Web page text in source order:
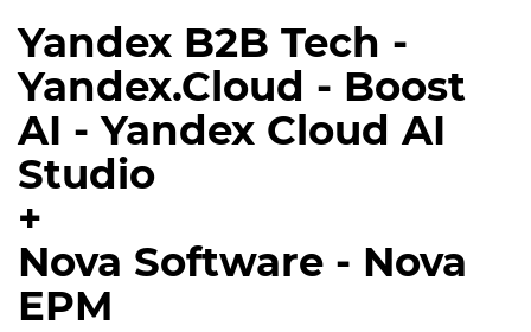
Yandex B2B Tech -
Yandex.Cloud - Boost
AI - Yandex Cloud AI
Studio
+
Nova Software - Nova
EPM